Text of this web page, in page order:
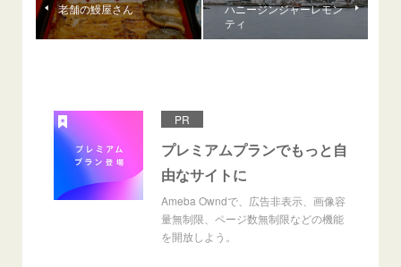
老舗の鰻屋さん
ハニージンジャーレモン
ティ
PR
プレミアムプランでもっと自
由なサイトに
Ameba Owndで、広告非表示、画像容
量無制限、ページ数無制限などの機能
を開放しよう。